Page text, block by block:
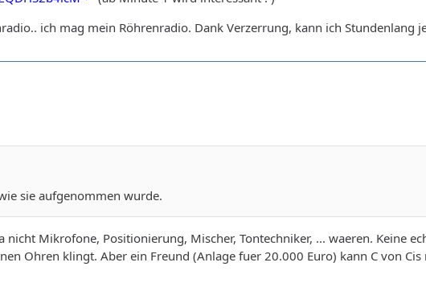
ich mag mein Röhrenradio. Dank Verzerrung, kann ich Stundenlang
sie aufgenommen wurde.
nicht Mikrofone, Positionierung, Mischer, Tontechniker, ... waeren. Keine
Ohren klingt. Aber ein Freund (Anlage fuer 20.000 Euro) kann C von